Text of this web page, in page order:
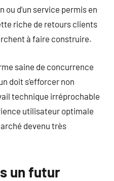
ou d’un service permis en
riche de retours clients
à faire construire.
saine de concurrence
doit s’efforcer non
technique irréprochable
utilisateur optimale
devenu très
un futur